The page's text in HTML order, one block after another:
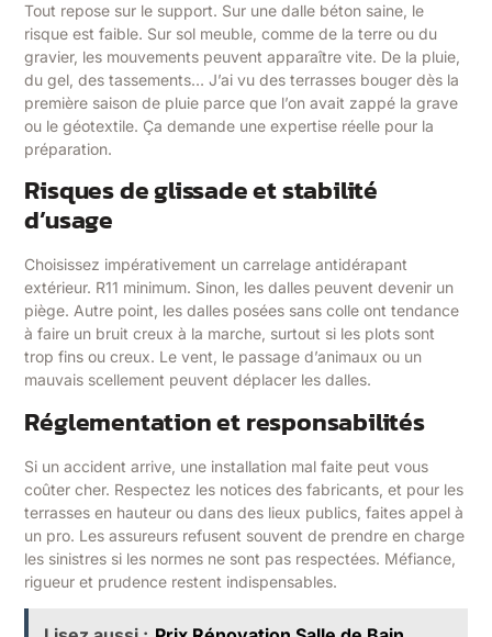
Tout repose sur le support. Sur une dalle béton saine, le
risque est faible. Sur sol meuble, comme de la terre ou du
gravier, les mouvements peuvent apparaître vite. De la pluie,
du gel, des tassements… J’ai vu des terrasses bouger dès la
première saison de pluie parce que l’on avait zappé la grave
ou le géotextile. Ça demande une expertise réelle pour la
préparation.
Risques de glissade et stabilité
d’usage
Choisissez impérativement un carrelage antidérapant
extérieur. R11 minimum. Sinon, les dalles peuvent devenir un
piège. Autre point, les dalles posées sans colle ont tendance
à faire un bruit creux à la marche, surtout si les plots sont
trop fins ou creux. Le vent, le passage d’animaux ou un
mauvais scellement peuvent déplacer les dalles.
Réglementation et responsabilités
Si un accident arrive, une installation mal faite peut vous
coûter cher. Respectez les notices des fabricants, et pour les
terrasses en hauteur ou dans des lieux publics, faites appel à
un pro. Les assureurs refusent souvent de prendre en charge
les sinistres si les normes ne sont pas respectées. Méfiance,
rigueur et prudence restent indispensables.